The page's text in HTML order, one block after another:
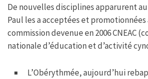
De nouvelles disciplines apparurent
Paul les a acceptées et promotionnées
commission devenue en 2006 CNEAC
nationale d’éducation et d’activité
L’Obérythmée, aujourd’hui